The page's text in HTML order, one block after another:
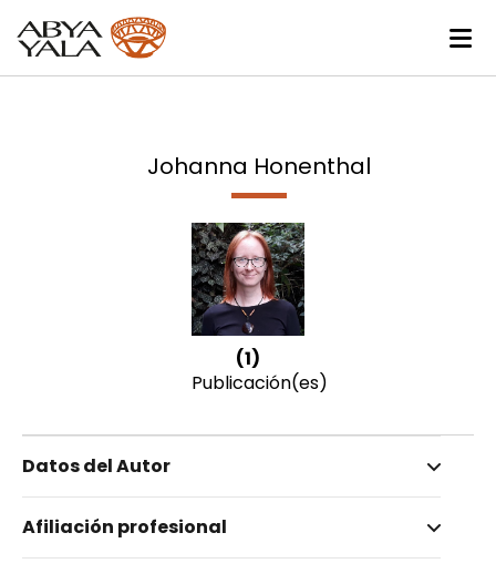
Johanna Honenthal
(1)
Publicación(es)
Datos del Autor
Honenthal, Johanna
Afiliación profesional